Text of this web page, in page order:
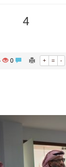
4
+ = -
0
425